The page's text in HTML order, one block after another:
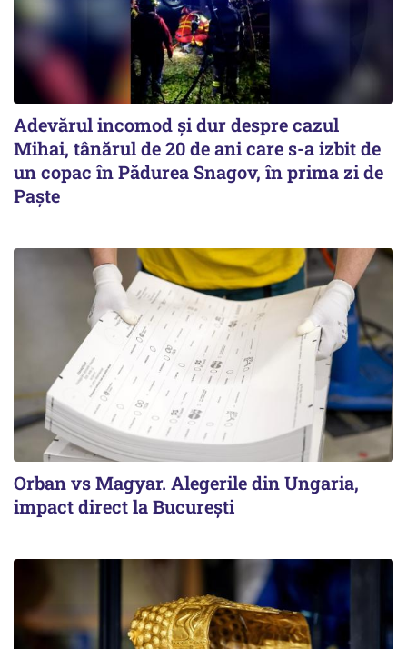
Adevărul incomod și dur despre cazul
Mihai, tânărul de 20 de ani care s-a izbit de
un copac în Pădurea Snagov, în prima zi de
Paște
Orban vs Magyar. Alegerile din Ungaria,
impact direct la Bucureşti